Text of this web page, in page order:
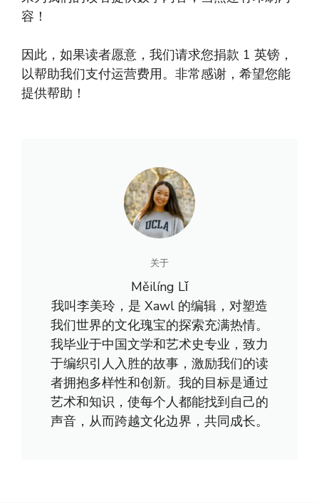
容！
因此，如果读者愿意，我们请求您捐款 1 英镑，
以帮助我们支付运营费用。非常感谢，希望您能
提供帮助！
关于
Měilíng Lǐ
我叫李美玲，是 Xawl 的编辑，对塑造
我们世界的文化瑰宝的探索充满热情。
我毕业于中国文学和艺术史专业，致力
于编织引人入胜的故事，激励我们的读
者拥抱多样性和创新。我的目标是通过
艺术和知识，使每个人都能找到自己的
声音，从而跨越文化边界，共同成长。